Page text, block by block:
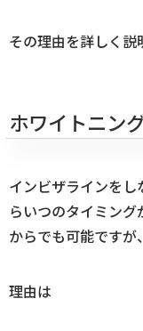
その理由を詳しく説
ホワイトニン
インビザラインを
らいつのタイミン
からでも可能ですが
理由は